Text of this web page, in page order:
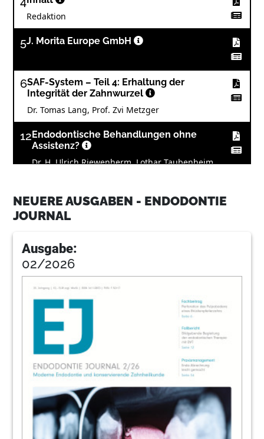
Redaktion
5J. Morita Europe GmbH
6SAF-System – Teil 4: Erhaltung der
Integrität der Zahnwurzel
Dr. Tomas Lang, Prof. Zvi Metzger
12 Endodontische Behandlungen ohne
Assistenz?
Dr. H. Ulrich Riewenherm, Lothar Taubenheim
Lotte Eisenkolb, M.Sc.
Stefan Häseli
ZWP Online
22Zahnzusatzversicherungen haben jetzt ein
Kristin Jahn
Psychologie: Eine Praxis braucht
NEUERE AUSGABEN - ENDODONTIE
JOURNAL
Ausgabe:
02/2026